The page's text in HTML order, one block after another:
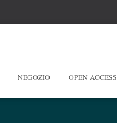
NEGOZIO OPEN ACCESS